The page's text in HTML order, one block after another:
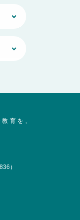
育を。
）